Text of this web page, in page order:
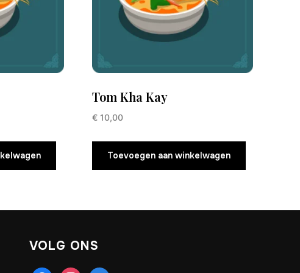
Tom Kha Kay
€10,00
Toevoegen aan winkelwagen
VOLG ONS